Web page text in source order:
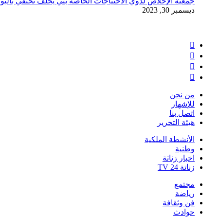
ديسمبر 30, 2023
من نحن
للإشهار
اتصل بنا
هيئة التحرير
الأنشطة الملكية
وطنية
اخبار زناتة
زناتة 24 TV
مجتمع
رياضة
فن وثقافة
حوادث